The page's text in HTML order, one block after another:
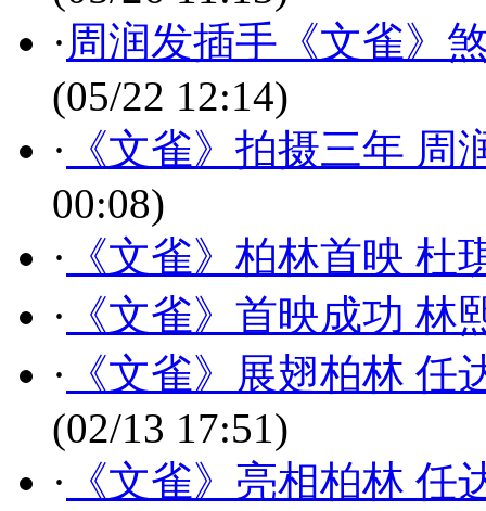
·周润发插手《文雀》
(05/22 12:14)
· 《文雀》拍摄三年
00:08)
· 《文雀》柏林首映 杜
· 《文雀》首映成功 林
· 《文雀》展翅柏林
(02/13 17:51)
· 《文雀》亮相柏林